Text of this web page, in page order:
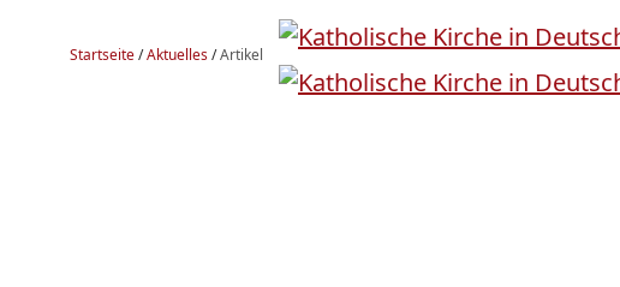
Startseite/Aktuelles/Artikel